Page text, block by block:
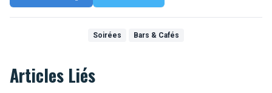
Soirées Bars & Cafés
Articles Liés